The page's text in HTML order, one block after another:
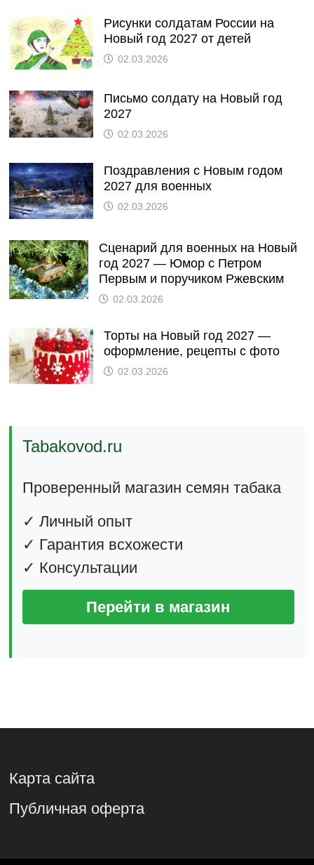
Рисунки солдатам России на
Новый год 2027 от детей
02.03.2026
Письмо солдату на Новый год
2027
02.03.2026
Поздравления с Новым годом
2027 для военных
02.03.2026
Сценарий для военных на Новый
год 2027 — Юмор с Петром
Первым и поручиком Ржевским
02.03.2026
Торты на Новый год 2027 —
оформление, рецепты с фото
02.03.2026
Tabakovod.ru
Проверенный магазин семян табака
✓ Личный опыт
✓ Гарантия всхожести
✓ Консультации
Перейти в магазин
Карта сайта
Публичная оферта